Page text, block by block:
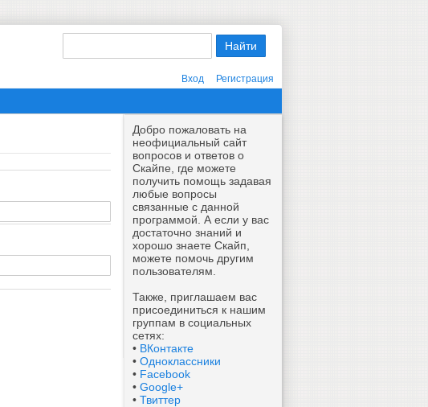
Вход Регистрация
Добро пожаловать на
неофициальный сайт
вопросов и ответов о
Скайпе, где можете
получить помощь задавая
любые вопросы
связанные с данной
программой. А если у вас
достаточно знаний и
хорошо знаете Скайп,
можете помочь другим
пользователям.
Также, приглашаем вас
присоединиться к нашим
группам в социальных
сетях:
• ВКонтакте
• Одноклассники
• Facebook
• Google+
• Твиттер